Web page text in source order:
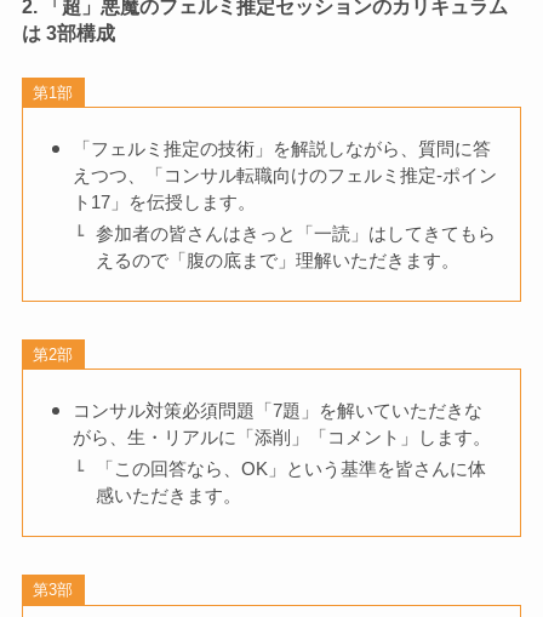
2. 「超」悪魔のフェルミ推定セッションのカリキュラム
は 3部構成
第1部
「フェルミ推定の技術」を解説しながら、質問に答
えつつ、「コンサル転職向けのフェルミ推定‐ポイン
ト17」を伝授します。
参加者の皆さんはきっと「一読」はしてきてもら
えるので「腹の底まで」理解いただきます。
第2部
コンサル対策必須問題「7題」を解いていただきな
がら、生・リアルに「添削」「コメント」します。
「この回答なら、OK」という基準を皆さんに体
感いただきます。
第3部